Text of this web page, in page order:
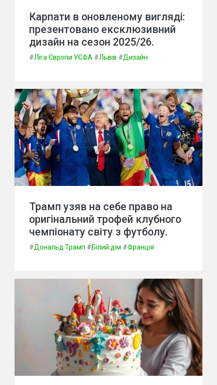
Карпати в оновленому вигляді:
презентовано ексклюзивний
дизайн на сезон 2025/26.
#Ліга Європи УЄФА #Львів #Дизайн
Трамп узяв на себе право на
оригінальний трофей клубного
чемпіонату світу з футболу.
#Дональд Трамп #Білий дім #Франція